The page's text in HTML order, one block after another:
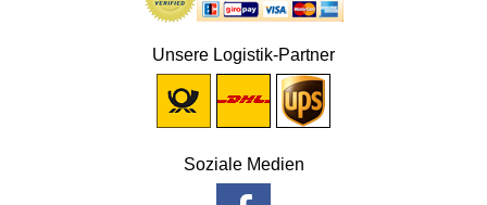
Unsere Logistik-Partner
Soziale Medien